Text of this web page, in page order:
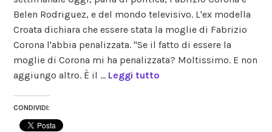
Belen Rodriguez, e del mondo televisivo. L'ex modella
Croata dichiara che essere stata la moglie di Fabrizio
Corona l'abbia penalizzata. "Se il fatto di essere la
moglie di Corona mi ha penalizzata? Moltissimo. E non
aggiungo altro. È il … Leggi tutto
CONDIVIDI: